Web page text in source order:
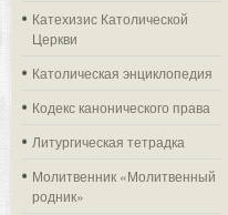
Катехизис Католической
Церкви
Католическая энциклопедия
Кодекс канонического права
Литургическая тетрадка
Молитвенник «Молитвенный
родник»